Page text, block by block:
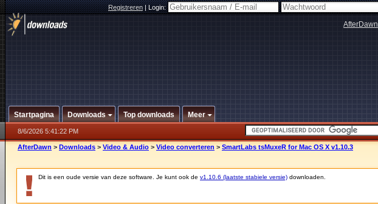
Registreren|Login:
AfterDawn
Startpagina Downloads Top downloads Meer
8/6/2026 5:41:22 PM
AfterDawn > Downloads > Video & Audio > Video converteren > SmartLabs tsMuxeR for Mac OS X v1.10.3
Dit is een oude versie van deze software. Je kunt ook de v1.10.6 (laatste stabiele versie) downloaden.